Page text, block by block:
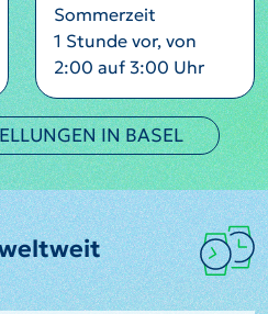
Sommerzeit
1 Stunde vor, von
2:00 auf 3:00 Uhr
IN BASEL